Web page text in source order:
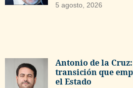
5 agosto, 2026
Antonio de la
transición que
el Estado